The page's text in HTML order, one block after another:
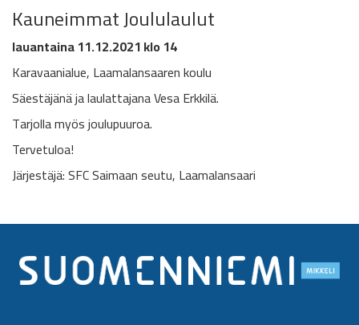
Kauneimmat Joululaulut
lauantaina 11.12.2021 klo 14
Karavaanialue, Laamalansaaren koulu
Säestäjänä ja laulattajana Vesa Erkkilä.
Tarjolla myös joulupuuroa.
Tervetuloa!
Järjestäjä: SFC Saimaan seutu, Laamalansaari